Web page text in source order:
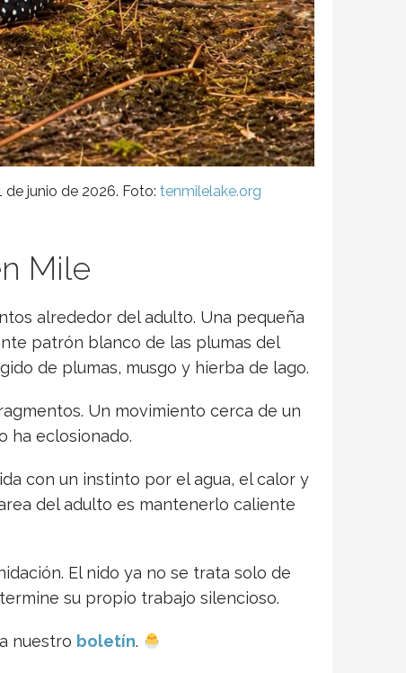
junio de 2026. Foto: tenmilelake.org
Mile
alrededor del adulto. Una pequeña
patrón blanco de las plumas del
de plumas, musgo y hierba de lago.
Un movimiento cerca de un
ha eclosionado.
con un instinto por el agua, el calor y
del adulto es mantenerlo caliente
El nido ya no se trata solo de
su propio trabajo silencioso.
nuestro boletín.